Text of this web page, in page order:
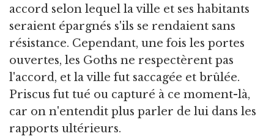
accord selon lequel la ville et ses habitants
seraient épargnés s'ils se rendaient sans
résistance. Cependant, une fois les portes
ouvertes, les Goths ne respectèrent pas
l'accord, et la ville fut saccagée et brûlée.
Priscus fut tué ou capturé à ce moment-là,
car on n'entendit plus parler de lui dans les
rapports ultérieurs.